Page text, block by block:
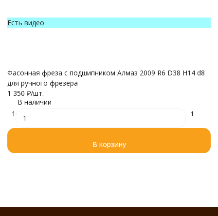
Есть видео
Фасонная фреза с подшипником Алмаз 2009 R6 D38 H14 d8
для ручного фрезера
1 350 ₽/шт.
В наличии
1
1
В корзину